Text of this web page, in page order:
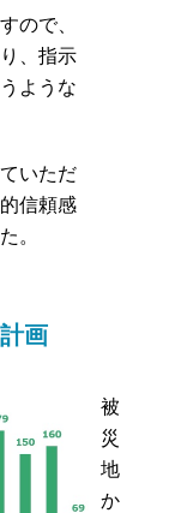
ので、
、指示
ような
いただ
信頼感
。
画
被
災
地
か